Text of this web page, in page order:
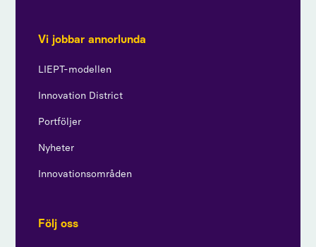
Vi jobbar annorlunda
LIEPT-modellen
Innovation District
Portföljer
Nyheter
Innovationsområden
Följ oss